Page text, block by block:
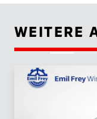
WEITERE